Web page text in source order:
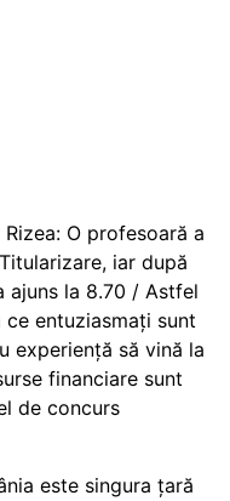
O profesoară a
iar după
ajuns la 8.70 / Astfel
entuziasmați sunt
experiență să vină la
financiare sunt
de concurs
este singura țară